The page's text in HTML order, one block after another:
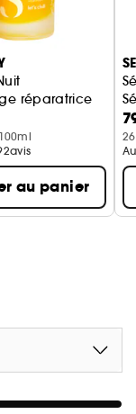
bronzage
réparatrice
avis
au panier